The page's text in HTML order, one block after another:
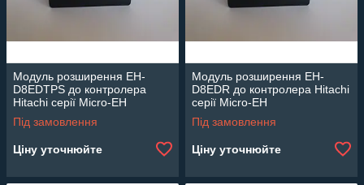
Модуль розширення EH-
D8EDTPS до контролера
Hitachi серії Micro-EH
Під замовлення
Ціну уточнюйте
Модуль розширення EH-
D8EDR до контролера Hitachi
серії Micro-EH
Під замовлення
Ціну уточнюйте